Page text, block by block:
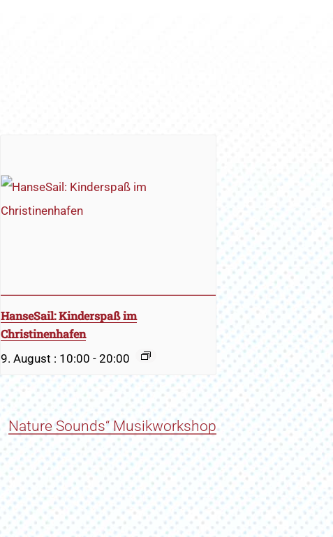
HanseSail: Kinderspaß im
Christinenhafen
9. August : 10:00 - 20:00
Nature Sounds“ Musikworkshop